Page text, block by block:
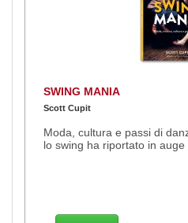
SWING MANIA
Scott Cupit
Moda, cultura e passi di
lo swing ha riportato in auge